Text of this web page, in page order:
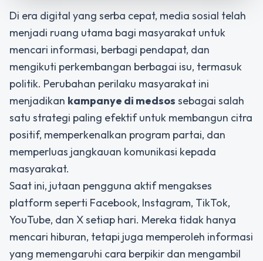
Di era digital yang serba cepat, media sosial telah
menjadi ruang utama bagi masyarakat untuk
mencari informasi, berbagi pendapat, dan
mengikuti perkembangan berbagai isu, termasuk
politik. Perubahan perilaku masyarakat ini
menjadikan kampanye di medsos sebagai salah
satu strategi paling efektif untuk membangun citra
positif, memperkenalkan program partai, dan
memperluas jangkauan komunikasi kepada
masyarakat.
Saat ini, jutaan pengguna aktif mengakses
platform seperti Facebook, Instagram, TikTok,
YouTube, dan X setiap hari. Mereka tidak hanya
mencari hiburan, tetapi juga memperoleh informasi
yang memengaruhi cara berpikir dan mengambil